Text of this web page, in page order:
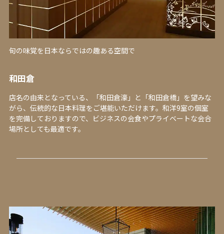
旬の味覚を日本ならではの趣ある空間で
和田倉
店名の由来となっている、「和田倉濠」と「和田倉橋」を望みな
がら、伝統的な日本料理をご堪能いただけます。和洋9室の個室
を完備しておりますので、ビジネスの会食やプライベートな会合
場所としても最適です。